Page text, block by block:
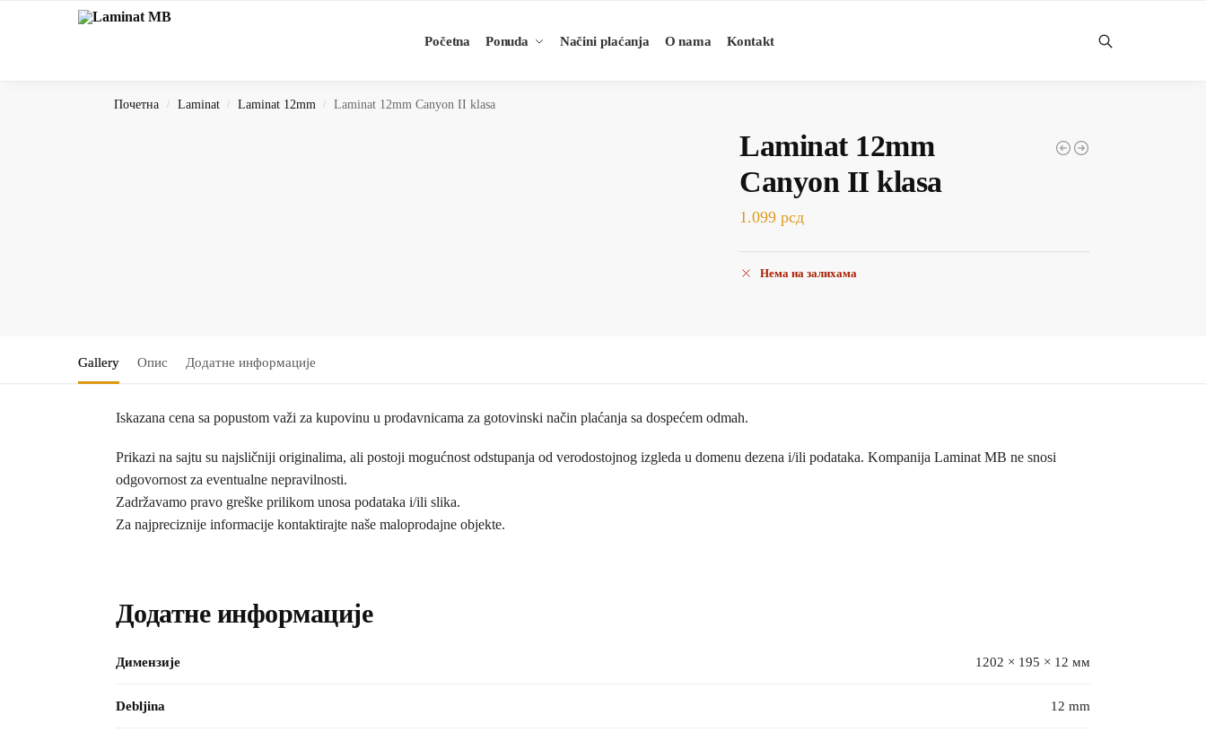
Početna Ponuda Načini plaćanja O nama Kontakt
Search
Почетна
/ Laminat / Laminat 12mm / Laminat 12mm Canyon II klasa
Laminat 12mm
Canyon II klasa
1.099рсд
Нема на залихама
Gallery Опис Додатне информације
Iskazana cena sa popustom važi za kupovinu u prodavnicama za gotovinski način plaćanja sa dospećem odmah.
Prikazi na sajtu su najsličniji originalima, ali postoji mogućnost odstupanja od verodostojnog izgleda u domenu dezena i/ili podataka. Kompanija Laminat MB ne snosi
odgovornost za eventualne nepravilnosti.
Zadržavamo pravo greške prilikom unosa podataka i/ili slika.
Za najpreciznije informacije kontaktirajte naše maloprodajne objekte.
Додатне информације
Димензије 1202 × 195 × 12 мм
Debljina 12 mm